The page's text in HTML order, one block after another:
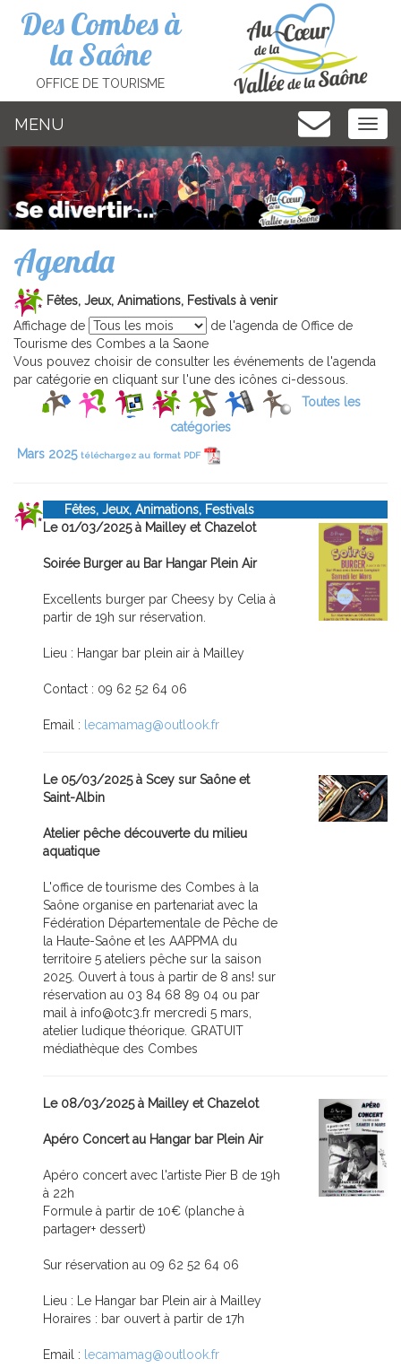
Des Combes à
la Saône
OFFICE DE TOURISME
MENU
Agenda
Fêtes, Jeux, Animations, Festivals à venir
Affichage de
de l'agenda de Office de
Tourisme des Combes a la Saone
Vous pouvez choisir de consulter les événements de l'agenda
par catégorie en cliquant sur l'une des icônes ci-dessous.
Toutes les
catégories
Mars 2025 téléchargez au format PDF
Fêtes, Jeux, Animations, Festivals
Le 01/03/2025 à Mailley et Chazelot
Soirée Burger au Bar Hangar Plein Air
Excellents burger par Cheesy by Celia à
partir de 19h sur réservation.
Lieu : Hangar bar plein air à Mailley
Contact : 09 62 52 64 06
Email : lecamamag@outlook.fr
Le 05/03/2025 à Scey sur Saône et
Saint-Albin
Atelier pêche découverte du milieu
aquatique
L'office de tourisme des Combes à la
Saône organise en partenariat avec la
Fédération Départementale de Pêche de
la Haute-Saône et les AAPPMA du
territoire 5 ateliers pêche sur la saison
2025. Ouvert à tous à partir de 8 ans! sur
réservation au 03 84 68 89 04 ou par
mail à info@otc3.fr mercredi 5 mars,
atelier ludique théorique. GRATUIT
médiathèque des Combes
Le 08/03/2025 à Mailley et Chazelot
Apéro Concert au Hangar bar Plein Air
Apéro concert avec l'artiste Pier B de 19h
à 22h
Formule à partir de 10€ (planche à
partager+ dessert)
Sur réservation au 09 62 52 64 06
Lieu : Le Hangar bar Plein air à Mailley
Horaires : bar ouvert à partir de 17h
Email : lecamamag@outlook.fr